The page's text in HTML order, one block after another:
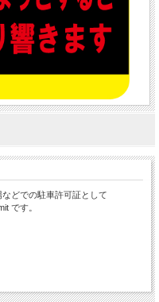
どでの駐車許可証として
です。